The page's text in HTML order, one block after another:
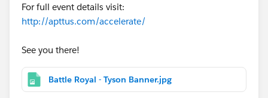
For full event details visit:
http://apttus.com/accelerate/
See you there!
Battle Royal - Tyson Banner.jpg